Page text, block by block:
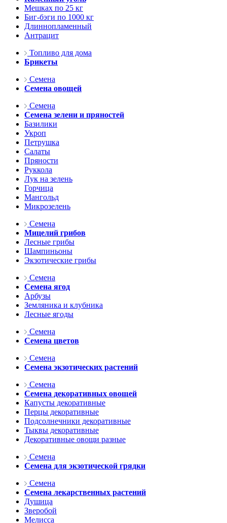
Мешках по 25 кг
Биг-бэги по 1000 кг
Длиннопламенный
Антрацит
Топливо для дома
Брикеты
Семена
Семена овощей
Семена
Семена зелени и пряностей
Базилики
Укроп
Петрушка
Салаты
Пряности
Руккола
Лук на зелень
Горчица
Мангольд
Микрозелень
Семена
Мицелий грибов
Лесные грибы
Шампиньоны
Экзотические грибы
Семена
Семена ягод
Арбузы
Земляника и клубника
Лесные ягоды
Семена
Семена цветов
Семена
Семена экзотических растений
Семена
Семена декоративных овощей
Капусты декоративные
Перцы декоративные
Подсолнечники декоративные
Тыквы декоративные
Декоративные овощи разные
Семена
Семена для экзотической грядки
Семена
Семена лекарственных растений
Душица
Зверобой
Мелисса